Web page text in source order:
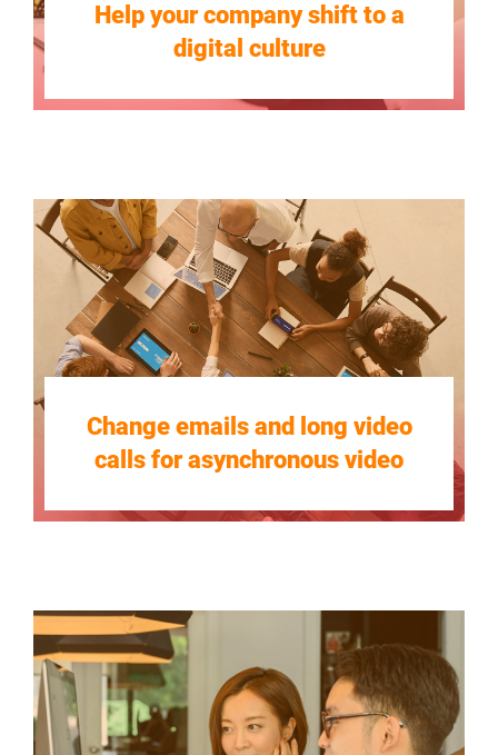
Help your company shift to a
digital culture
Change emails and long video
calls for asynchronous video